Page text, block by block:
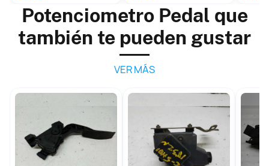
Potenciometro Pedal que
también te pueden gustar
VER MÁS